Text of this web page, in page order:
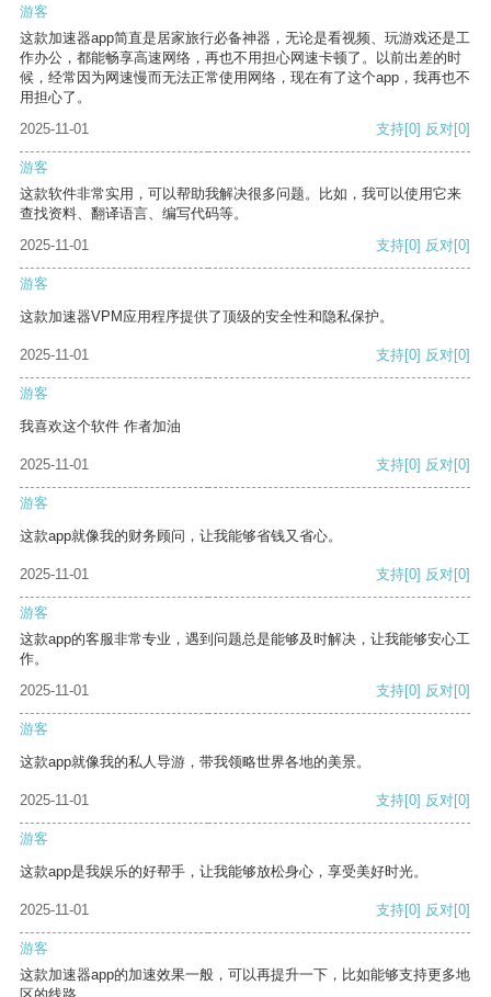
游客
这款加速器app简直是居家旅行必备神器，无论是看视频、玩游戏还是工
作办公，都能畅享高速网络，再也不用担心网速卡顿了。以前出差的时
候，经常因为网速慢而无法正常使用网络，现在有了这个app，我再也不
用担心了。
2025-11-01
支持[0] 反对[0]
游客
这款软件非常实用，可以帮助我解决很多问题。比如，我可以使用它来
查找资料、翻译语言、编写代码等。
2025-11-01
支持[0] 反对[0]
游客
这款加速器VPM应用程序提供了顶级的安全性和隐私保护。
2025-11-01 支持[0] 反对[0]
游客
我喜欢这个软件 作者加油
2025-11-01 支持[0] 反对[0]
游客
这款app就像我的财务顾问，让我能够省钱又省心。
2025-11-01 支持[0] 反对[0]
游客
这款app的客服非常专业，遇到问题总是能够及时解决，让我能够安心工
作。
2025-11-01
支持[0] 反对[0]
游客
这款app就像我的私人导游，带我领略世界各地的美景。
2025-11-01 支持[0] 反对[0]
游客
这款app是我娱乐的好帮手，让我能够放松身心，享受美好时光。
2025-11-01 支持[0] 反对[0]
游客
这款加速器app的加速效果一般，可以再提升一下，比如能够支持更多地